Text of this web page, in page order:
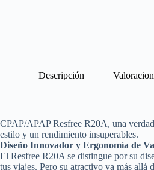
Descripción
CPAP/APAP Resfree R20A, una
estilo y un rendimiento insuperables.
Diseño Innovador y Ergonomía de
El Resfree R20A se distingue por su
tus viajes. Pero su atractivo va más allá